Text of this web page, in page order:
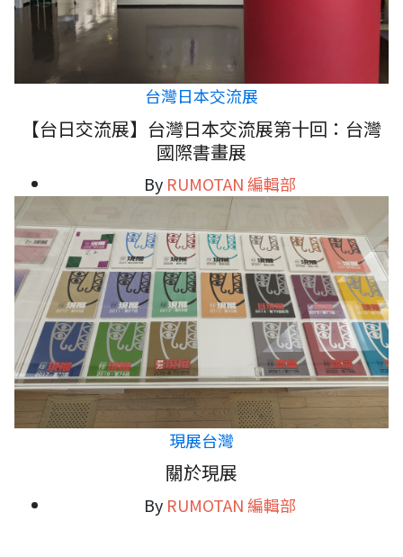
台灣日本交流展
【台日交流展】台灣日本交流展第十回：台灣
國際書畫展
By RUMOTAN 編輯部
現展台灣
關於現展
By RUMOTAN 編輯部